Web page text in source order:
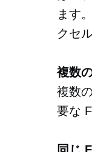
ます
クセ
複数
複数
要な